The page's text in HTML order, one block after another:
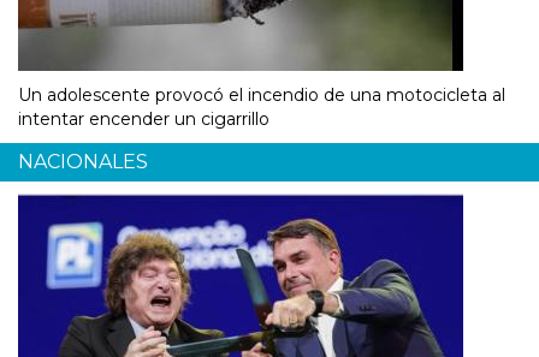
Un adolescente provocó el incendio de una motocicleta al
intentar encender un cigarrillo
NACIONALES